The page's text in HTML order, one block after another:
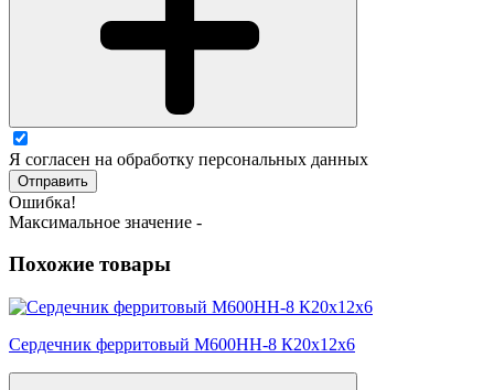
Я согласен на обработку персональных данных
Отправить
Ошибка!
Максимальное значение -
Похожие товары
Сердечник ферритовый М600НН-8 К20х12х6